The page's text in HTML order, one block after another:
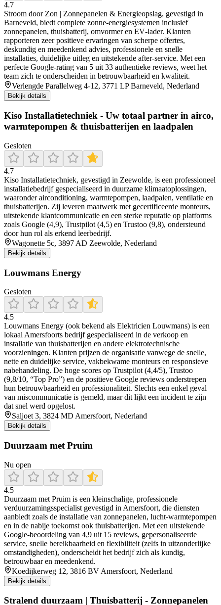
4.7
Stroom door Zon | Zonnepanelen & Energieopslag, gevestigd in
Barneveld, biedt complete zonne-energiesystemen inclusief
zonnepanelen, thuisbatterij, omvormer en EV‑lader. Klanten
rapporteren zeer positieve ervaringen van scherpe offertes,
deskundig en meedenkend advies, professionele en snelle
installaties, duidelijke uitleg en uitstekende after‑service. Met een
perfecte Google‑rating van 5 uit 33 authentieke reviews, weet het
team zich te onderscheiden in betrouwbaarheid en kwaliteit.
Verlengde Parallelweg 4-12, 3771 LP Barneveld, Nederland
Bekijk details
Kiso Installatietechniek - Uw totaal partner in airco,
warmtepompen & thuisbatterijen en laadpalen
Gesloten
4.7
Kiso Installatietechniek, gevestigd in Zeewolde, is een professioneel
installatiebedrijf gespecialiseerd in duurzame klimaatoplossingen,
waaronder airconditioning, warmtepompen, laadpalen, ventilatie en
thuisbatterijen. Zij leveren maatwerk met gecertificeerde monteurs,
uitstekende klantcommunicatie en een sterke reputatie op platforms
zoals Google (4,9), Trustpilot (4,5) en Trustoo (9,8), ondersteund
door hun rol als erkend leerbedrijf.
Wagonette 5c, 3897 AD Zeewolde, Nederland
Bekijk details
Louwmans Energy
Gesloten
4.5
Louwmans Energy (ook bekend als Elektricien Louwmans) is een
lokaal Amersfoorts bedrijf gespecialiseerd in de verkoop en
installatie van thuisbatterijen en andere elektrotechnische
voorzieningen. Klanten prijzen de organisatie vanwege de snelle,
nette en duidelijke service, vakbekwame monteurs en responsieve
nabehandeling. De hoge scores op Trustpilot (4,4/5), Trustoo
(9,8/10, “Top Pro”) en de positieve Google reviews onderstrepen
hun betrouwbaarheid en professionaliteit. Slechts een enkel geval
van miscommunicatie is gemeld, maar dit lijkt een incident te zijn
dat snel werd opgelost.
Saljoet 3, 3824 MD Amersfoort, Nederland
Bekijk details
Duurzaam met Pruim
Nu open
4.5
Duurzaam met Pruim is een kleinschalige, professionele
verduurzamingsspecialist gevestigd in Amersfoort, die diensten
aanbiedt zoals de installatie van zonnepanelen, lucht‑warmtepompen
en in de nabije toekomst ook thuisbatterijen. Met een uitstekende
Google‑beoordeling van 4,9 uit 15 reviews, gepersonaliseerde
service, snelle bereikbaarheid en flexibiliteit (zelfs in uitzonderlijke
omstandigheden), onderscheidt het bedrijf zich als kundig,
betrouwbaar en meedenkend.
Koedijkerweg 12, 3816 BV Amersfoort, Nederland
Bekijk details
Stralend duurzaam | Thuisbatterij - Zonnepanelen